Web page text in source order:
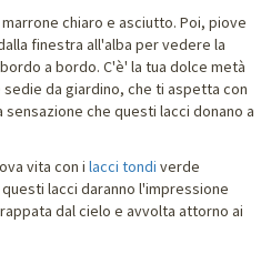
chiaro e asciutto. Poi, piove
finestra all'alba per vedere la
a bordo. C'è' la tua dolce metà
da giardino, che ti aspetta con
sensazione che questi lacci donano a
vita con i lacci tondi verde
lacci daranno l'impressione
dal cielo e avvolta attorno ai